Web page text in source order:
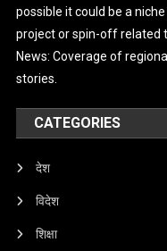
possible it could be a
project or spin-off related
News: Coverage of
stories.
CATEGORIES
देश
विदेश
शिक्षा